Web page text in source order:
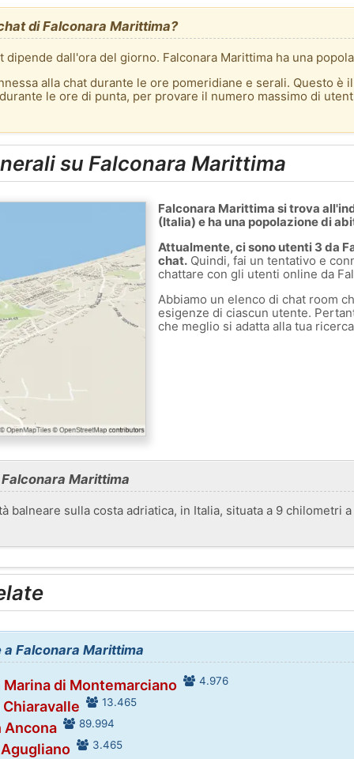
di Falconara Marittima?
dall'ora del giorno. Falconara Marittima ha una
alla chat durante le ore pomeridiane e serali. Questo è
le ore di punta, per provare il numero massimo di
su Falconara Marittima
Falconara Marittima si trova
(Italia) e ha una popolazione di
Attualmente, ci sono utenti 3 da
chat.Quindi, fai un tentativo e
chattare con gli utenti online da
Abbiamo un elenco di chat room
esigenze di ciascun utente.
che meglio si adatta alla tua
Marittima
balneare sulla costa adriatica, in Italia, situata a 9 chilometri
Falconara Marittima
Marina di Montemarciano 4.976
13.465
Ancona 89.994
3.465